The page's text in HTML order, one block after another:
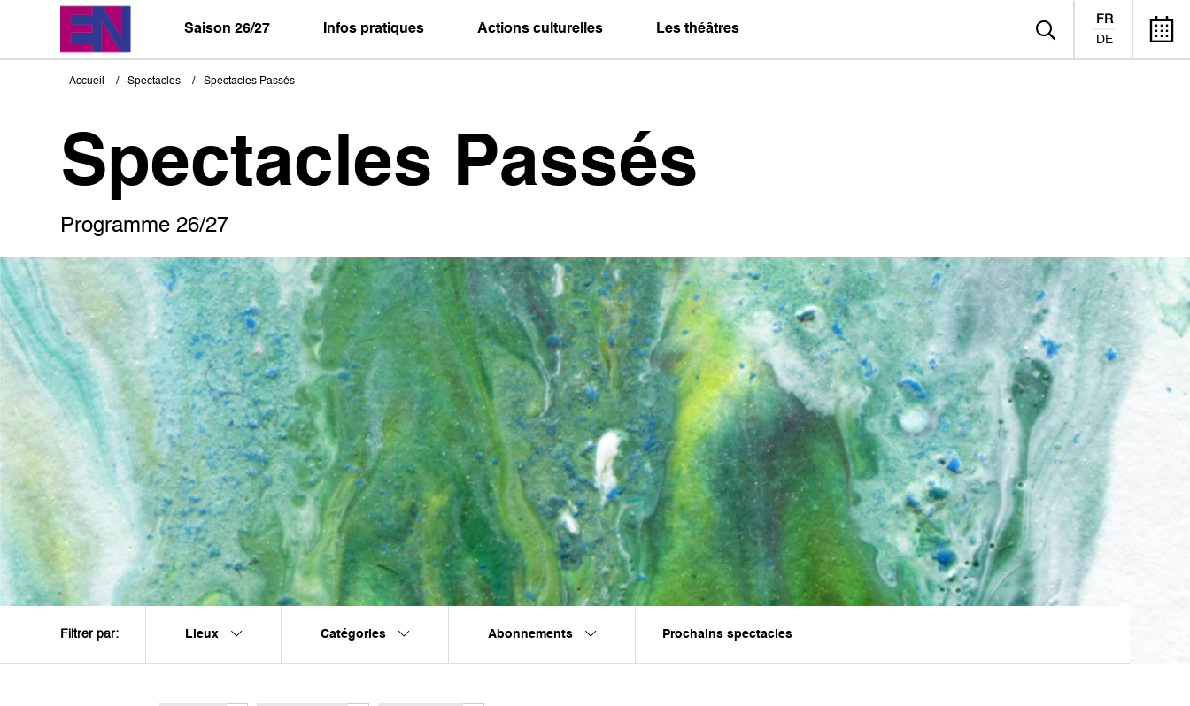
Saison 26/27 Infos pratiques Actions culturelles Les théâtres
FR
DE
Fil
Accueil Spectacles Spectacles Passés
Spectacles Passés
Programme 26/27
Filtrer par: Lieux Catégories Abonnements Prochains spectacles